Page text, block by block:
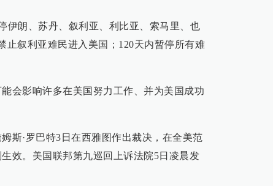
伊朗、苏丹、叙利亚、利比亚、索马里、也
止叙利亚难民进入美国；120天内暂停所有难
会影响许多在美国努力工作、并为美国成功
斯·罗巴特3日在西雅图作出裁决，在全美范
效。美国联邦第九巡回上诉法院5日凌晨发